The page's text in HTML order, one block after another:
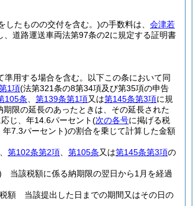
したものの交付を含む。)の手数料は、 会津若
、道路運送車両法第97条の2に規定する証明書
準用する場合を含む。以下この条において同
1項(法第321条の8第34項及び第35項の申告
105条 第139条第1項又は第145条第3項に規
期限の延長のあったときは、その延長された
じ、年14.6パーセント(次の各号に掲げる税
年7.3パーセント)の割合を乗じて計算した金額
第102条第2項 第105条又は第145条第3項の
当該税額に係る納期限の翌日から1月を経過
額 当該提出した日までの期間又はその日の